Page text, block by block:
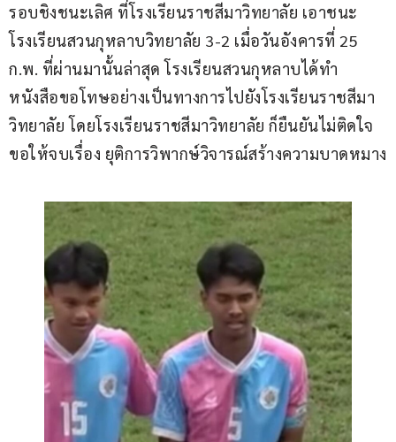
รอบชิงชนะเลิศ ที่โรงเรียนราชสีมาวิทยาลัย เอาชนะ
โรงเรียนสวนกุหลาบวิทยาลัย 3-2 เมื่อวันอังคารที่ 25
ก.พ. ที่ผ่านมานั้นล่าสุด โรงเรียนสวนกุหลาบได้ทำ
หนังสือขอโทษอย่างเป็นทางการไปยังโรงเรียนราชสีมา
วิทยาลัย โดยโรงเรียนราชสีมาวิทยาลัย ก็ยืนยันไม่ติดใจ
ขอให้จบเรื่อง ยุติการวิพากษ์วิจารณ์สร้างความบาดหมาง